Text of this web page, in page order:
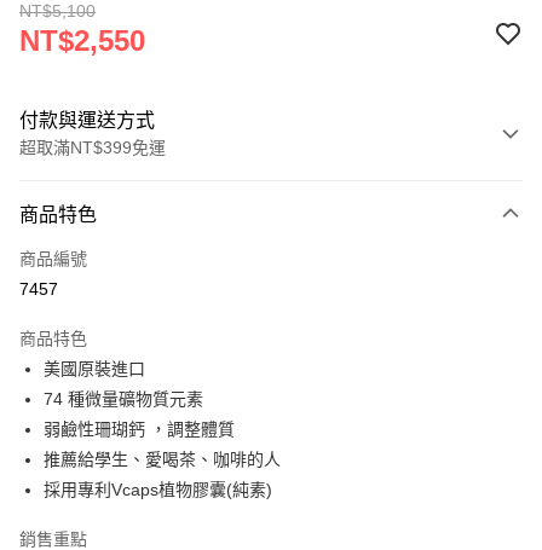
NT$5,100
NT$2,550
付款與運送方式
超取滿NT$399免運
信用卡一次付款
信用卡分期付款
合作金庫商業銀行
華南商業銀行
上海商業儲蓄銀行
國泰世華商業銀行
臺灣中小企業銀行
匯豐（台灣）商業銀行
聯邦商業銀行
元大商業銀行
超商取貨付款
LINE Pay
Apple Pay
街口支付
ATM付款
商品特色
商品編號
7457
商品特色
美國原裝進口
74 種微量礦物質元素
弱鹼性珊瑚鈣 ，調整體質
推薦給學生、愛喝茶、咖啡的人
採用專利Vcaps植物膠囊(純素)
銷售重點